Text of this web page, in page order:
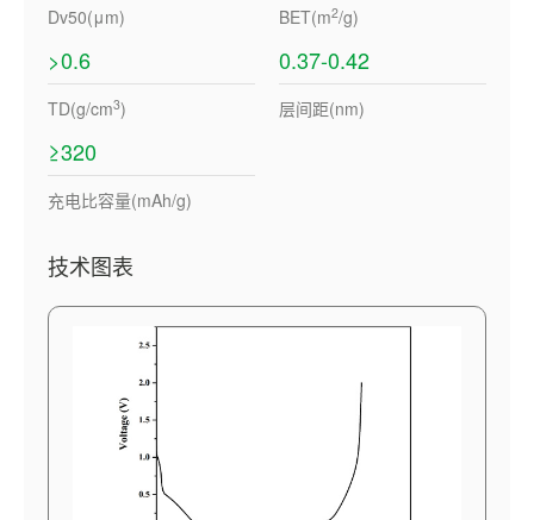
Dv50(μm) BET(m2/g)
>0.6
TD(g/cm3)
0.37-0.42
层间距(nm)
≥320
充电比容量(mAh/g)
技术图表